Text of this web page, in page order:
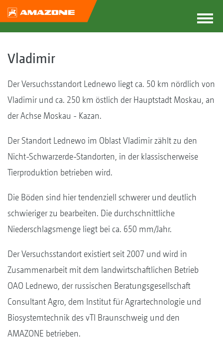
Vladimir
Der Versuchsstandort Lednewo liegt ca. 50 km nördlich von
Vladimir und ca. 250 km östlich der Hauptstadt Moskau, an
der Achse Moskau - Kazan.
Der Standort Lednewo im Oblast Vladimir zählt zu den
Nicht-Schwarzerde-Standorten, in der klassischerweise
Tierproduktion betrieben wird.
Die Böden sind hier tendenziell schwerer und deutlich
schwieriger zu bearbeiten. Die durchschnittliche
Niederschlagsmenge liegt bei ca. 650 mm/Jahr.
Der Versuchsstandort existiert seit 2007 und wird in
Zusammenarbeit mit dem landwirtschaftlichen Betrieb
OAO Lednewo, der russischen Beratungsgesellschaft
Consultant Agro, dem Institut für Agrartechnologie und
Biosystemtechnik des vTI Braunschweig und den
AMAZONE betrieben.